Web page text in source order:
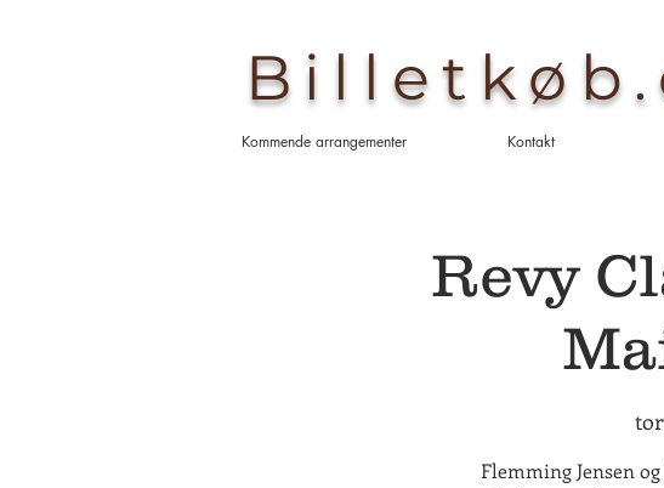
Kommende arrangementer Kontakt
Revy
Flemming Jensen